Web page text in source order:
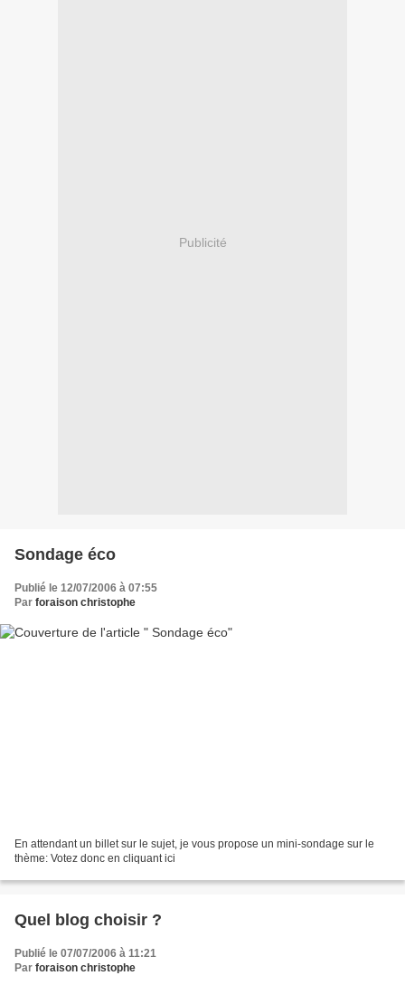
Publicité
Sondage éco
Publié le 12/07/2006 à 07:55
Par foraison christophe
En attendant un billet sur le sujet, je vous propose un mini-sondage sur le
thème: Votez donc en cliquant ici
Quel blog choisir ?
Publié le 07/07/2006 à 11:21
Par foraison christophe